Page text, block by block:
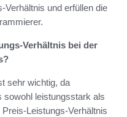
und erfüllen die
Verhältnis bei der
sehr wichtig, da
sowohl leistungsstark als
Leistungs-Verhältnis